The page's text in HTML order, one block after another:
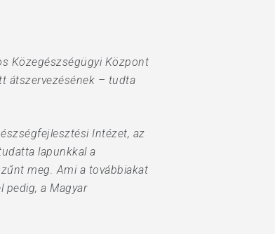
Közegészségügyi Központ
átszervezésének – tudta
Intézet, az
lapunkkal a
meg. Ami a továbbiakat
pedig, a Magyar